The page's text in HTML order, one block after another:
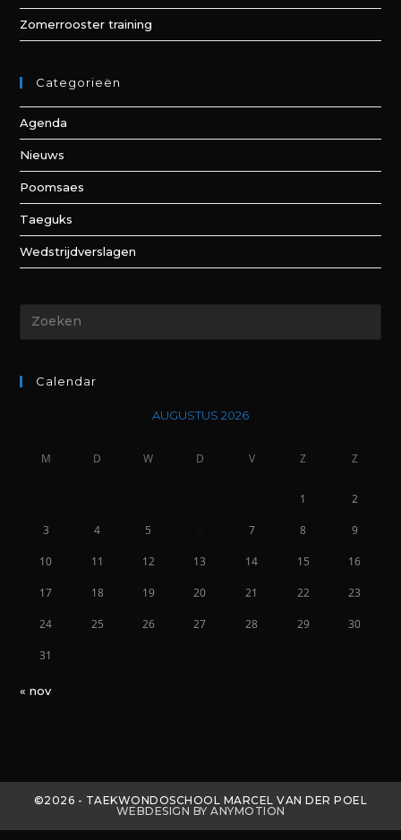
Zomerrooster training
Categorieën
Agenda
Nieuws
Poomsaes
Taeguks
Wedstrijdverslagen
Calendar
AUGUSTUS 2026
M D W D V Z Z
1 2
3 4 5 7 8 9
10 11 12 13 14 15 16
17 18 19 20 21 22 23
24 25 26 27 28 29 30
31
« nov
©2026 - TAEKWONDOSCHOOL MARCEL VAN DER POEL
WEBDESIGN BY ANYMOTION